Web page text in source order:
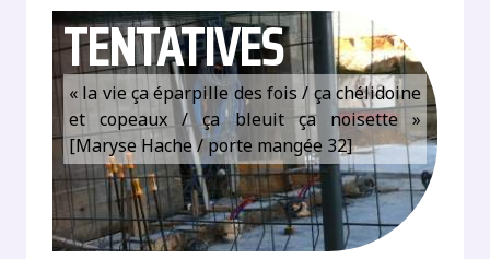
TENTATIVES
« la vie ça éparpille des fois / ça chélidoine
et copeaux / ça bleuit ça noisette »
[Maryse Hache / porte mangée 32]